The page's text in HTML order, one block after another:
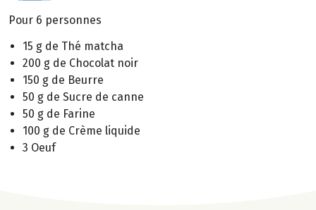
Pour 6 personnes
15 g de Thé matcha
200 g de Chocolat noir
150 g de Beurre
50 g de Sucre de canne
50 g de Farine
100 g de Crème liquide
3 Oeuf